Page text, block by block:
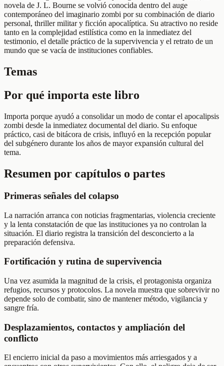
novela de J. L. Bourne se volvió conocida dentro del auge
contemporáneo del imaginario zombi por su combinación de diario
personal, thriller militar y ficción apocalíptica. Su atractivo no reside
tanto en la complejidad estilística como en la inmediatez del
testimonio, el detalle práctico de la supervivencia y el retrato de un
mundo que se vacía de instituciones confiables.
Temas
Por qué importa este libro
Importa porque ayudó a consolidar un modo de contar el apocalipsis
zombi desde la inmediatez documental del diario. Su enfoque
práctico, casi de bitácora de crisis, influyó en la recepción popular
del subgénero durante los años de mayor expansión cultural del
tema.
Resumen por capítulos o partes
Primeras señales del colapso
La narración arranca con noticias fragmentarias, violencia creciente
y la lenta constatación de que las instituciones ya no controlan la
situación. El diario registra la transición del desconcierto a la
preparación defensiva.
Fortificación y rutina de supervivencia
Una vez asumida la magnitud de la crisis, el protagonista organiza
refugios, recursos y protocolos. La novela muestra que sobrevivir no
depende solo de combatir, sino de mantener método, vigilancia y
sangre fría.
Desplazamientos, contactos y ampliación del
conflicto
El encierro inicial da paso a movimientos más arriesgados y a